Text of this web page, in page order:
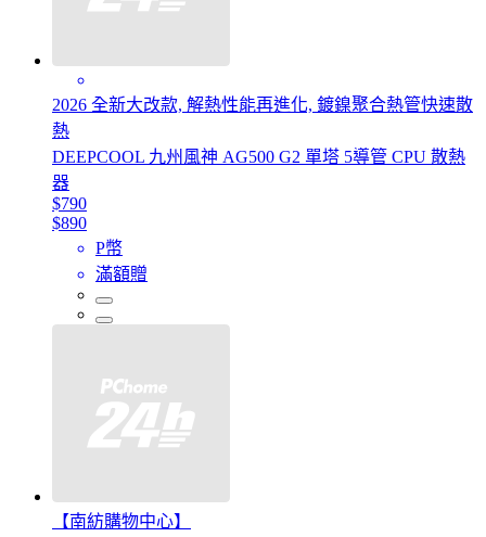
2026 全新大改款, 解熱性能再進化, 鍍鎳聚合熱管快速散
熱
DEEPCOOL 九州風神 AG500 G2 單塔 5導管 CPU 散熱
器
$790
$890
P幣
滿額贈
【南紡購物中心】